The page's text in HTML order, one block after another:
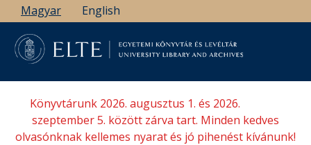
Ugrás
a
tartalomra
Magyar English
Könyvtárunk 2026. augusztus 1. és 2026.
szeptember 5. között zárva tart. Minden kedves
olvasónknak kellemes nyarat és jó pihenést kívánunk!